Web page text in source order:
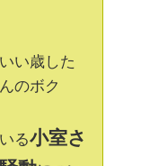
い歳した
のボク
る小室さ